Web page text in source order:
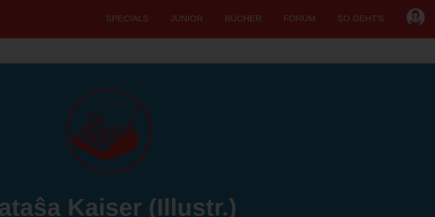
Hauptmenü
SPECIALS JUNIOR BÜCHER FORUM SO GEHT'S
Kaiser (Illustr.)